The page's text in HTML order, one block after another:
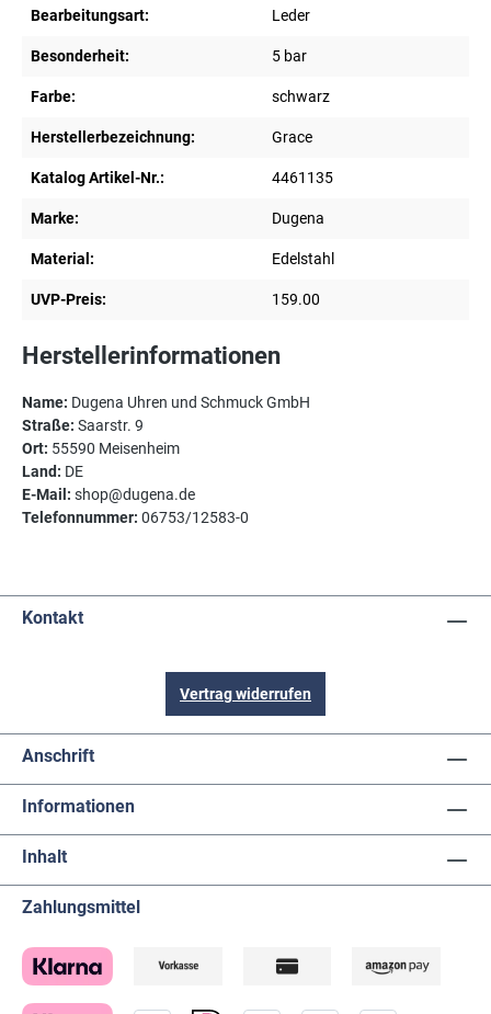
Bearbeitungsart: Leder
Besonderheit: 5 bar
Farbe: schwarz
Herstellerbezeichnung: Grace
Katalog Artikel-Nr.: 4461135
Marke: Dugena
Material: Edelstahl
UVP-Preis: 159.00
Herstellerinformationen
Name: Dugena Uhren und Schmuck GmbH
Straße: Saarstr. 9
Ort: 55590 Meisenheim
Land: DE
E-Mail: shop@dugena.de
Telefonnummer: 06753/12583-0
Kontakt
Vertrag widerrufen
Anschrift
Informationen
Inhalt
Zahlungsmittel